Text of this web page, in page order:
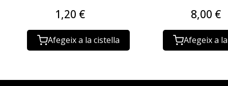
1,20 €
Afegeix a la cistella
8,00 €
Afegeix a